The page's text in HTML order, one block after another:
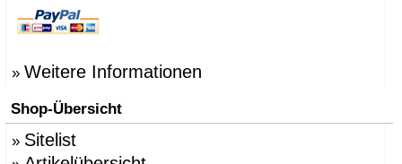
» Weitere Informationen
Shop-Übersicht
» Sitelist